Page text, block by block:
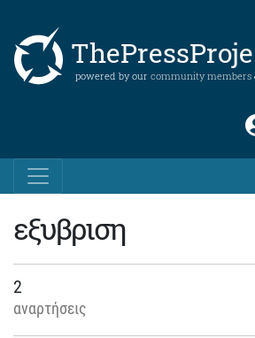
powered by our community members
εξυβριση
2
αναρτήσεις